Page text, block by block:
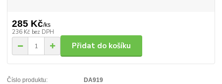
285 Kč/ks
236 Kč bez DPH
Přidat do košíku
Číslo produktu:
DA919